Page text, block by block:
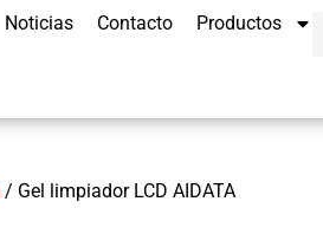
Noticias Contacto Productos
/ Gel limpiador LCD AIDATA